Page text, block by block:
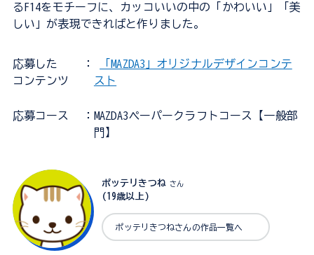
るF14をモチーフに、カッコいいの中の「かわいい」「美
しい」が表現できればと作りました。
応募した
コンテンツ
：
「MAZDA3」オリジナルデザインコンテ
スト
応募コース
：MAZDA3ペーパークラフトコース【一般部
門】
ポッテリきつね さん
(19歳以上)
ポッテリきつねさんの作品一覧へ